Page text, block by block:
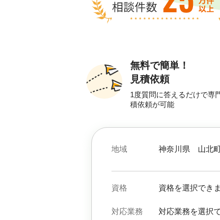
無料で簡単！
見積依頼
1度質問に答えるだけで専
積依頼が可能
地域 神奈川県 山北
資格 資格を選択でき
対応業務 対応業務を選択